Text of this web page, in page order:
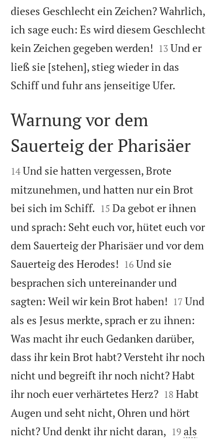
dieses Geschlecht ein Zeichen? Wahrlich,
ich sage euch: Es wird diesem Geschlecht
kein Zeichen gegeben werden! 

13 Und er
ließ sie [stehen], stieg wieder in das
Schiff und fuhr ans jenseitige Ufer.

Warnung vor dem
Sauerteig der Pharisäer

14 Und sie hatten vergessen, Brote
mitzunehmen, und hatten nur ein Brot
bei sich im Schiff. 

15 Da gebot er ihnen
und sprach: Seht euch vor, hütet euch vor
dem Sauerteig der Pharisäer und vor dem
Sauerteig des Herodes! 

16 Und sie
besprachen sich untereinander und
sagten: Weil wir kein Brot haben! 

17 Und
als es Jesus merkte, sprach er zu ihnen:
Was macht ihr euch Gedanken darüber,
dass ihr kein Brot habt? Versteht ihr noch
nicht und begreift ihr noch nicht? Habt
ihr noch euer verhärtetes Herz?
18 Habt
Augen und seht nicht, Ohren und hört
nicht? Und denkt ihr nicht daran, 

19 als